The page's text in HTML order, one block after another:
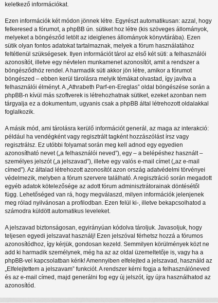
keletkező információkat.
Ezen információk két módon jönnek létre. Egyrészt automatikusan: azzal, hogy
felkeresed a fórumot, a phpBB ún. sütiket hoz létre (kis szöveges állományok,
melyeket a böngésződ letölt az ideiglenes állományok könyvtárába). Ezen
sütik olyan fontos adatokat tartalmaznak, melyek a fórum használatához
feltétlenül szükségesek. Ilyen információt tárol az első két süti: a felhasználói
azonosítót, illetve egy névtelen munkamenet azonosítót, amit a rendszer a
böngésződhöz rendel. A harmadik süti akkor jön létre, amikor a fórumot
böngészed – ebben kerül tárolásra melyik témákat olvastad, így javítva a
felhasználói élményt. A „Athrabeth Parf-en-Ereglas” oldal böngészése során a
phpBB-n kívül más szoftverek is létrehozhatnak sütiket, ezeket azonban nem
tárgyalja ez a dokumentum, ugyanis csak a phpBB által létrehozott oldalakkal
foglalkozik.
A másik mód, ami tárolásra kerülő információt generál, az maga az interakció:
például ha vendégként vagy regisztrált tagként hozzászólást írsz vagy
regisztrálsz. Ez utóbbi folyamat során meg kell adnod egy egyedien
azonosítható nevet („a felhasználói neved”), egy – a belépéshez használt –
személyes jelszót („a jelszavad”), illetve egy valós e-mail címet („az e-mail
címed”). Az általad létrehozott azonosítót azon ország adatvédelmi törvényei
védelmezik, melyben a fórum szervere található. A regisztráció során megadott
egyéb adatok kötelezősége az adott fórum adminisztrátorainak döntésétől
függ. Lehetőséged van rá, hogy megválaszd, milyen információk jelenjenek
meg rólad nyilvánosan a profilodban. Ezen felül ki-, illetve bekapcsolhatod a
számodra küldött automatikus leveleket.
A jelszavad biztonságosan, egyirányúan kódolva tároljuk. Javasoljuk, hogy
teljesen egyedi jelszavat használj! Ezen jelszóval férhetsz hozzá a fórumos
azonosítódhoz, így kérjük, gondosan kezeld. Semmilyen körülmények közt ne
add ki harmadik személynek, még ha az az oldal üzemeltetője is, vagy ha a
phpBB-vel kapcsolatban kérik! Amennyiben elfelejted a jelszavad, használd az
„Elfelejtettem a jelszavam” funkciót. A rendszer kérni fogja a felhasználóneved
és az e-mail címed, majd generálni fog egy új jelszót, így újra használhatod az
azonosítód.